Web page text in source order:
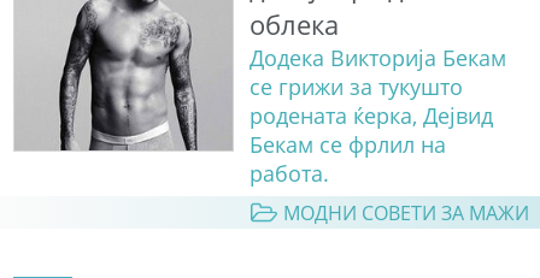
облека
Додека Викторија Бекам
се грижи за тукушто
родената ќерка, Дејвид
Бекам се фрлил на
работа.
МОДНИ СОВЕТИ ЗА МАЖИ